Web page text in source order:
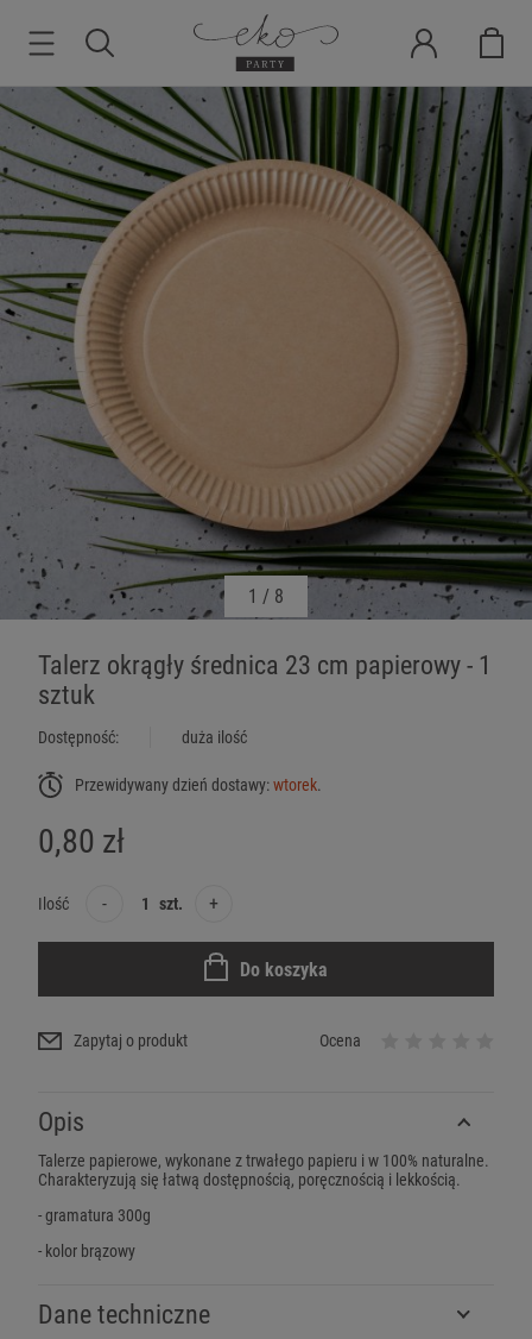
1 / 8
Talerz okrągły średnica 23 cm papierowy - 1
sztuk
Dostępność: duża ilość
Przewidywany dzień dostawy:wtorek.
0,80 zł
Ilość - szt. +
Do koszyka
Zapytaj o produkt Ocena
Opis
Talerze papierowe, wykonane z trwałego papieru i w 100% naturalne.
Charakteryzują się łatwą dostępnością, poręcznością i lekkością.
- gramatura 300g
- kolor brązowy
Dane techniczne